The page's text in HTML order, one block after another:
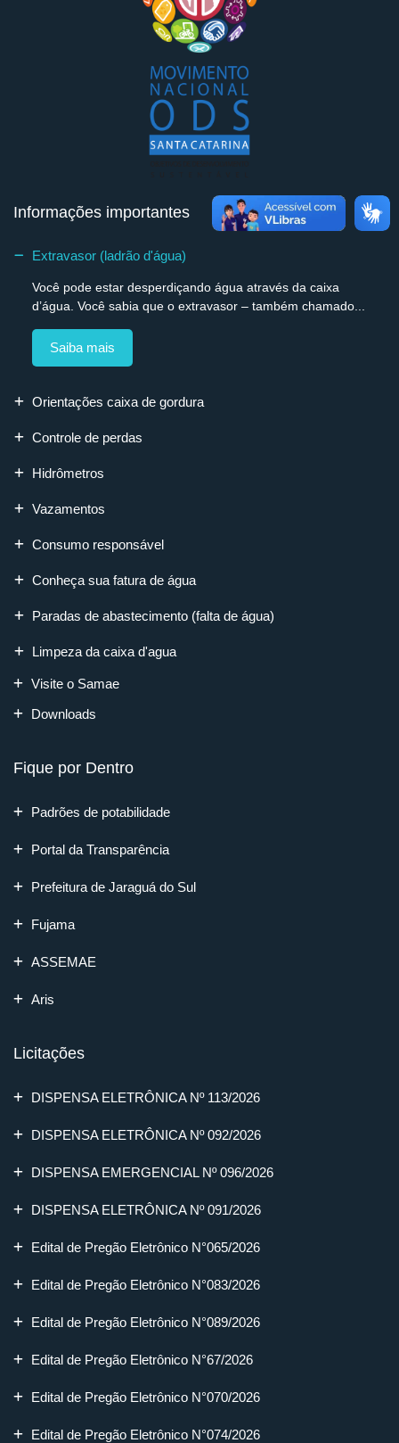
Informações importantes
Extravasor (ladrão d'água)
Você pode estar desperdiçando água através da caixa
d’água. Você sabia que o extravasor – também chamado...
Saiba mais
Orientações caixa de gordura
Controle de perdas
Hidrômetros
Vazamentos
Consumo responsável
Conheça sua fatura de água
Paradas de abastecimento (falta de água)
Limpeza da caixa d'agua
Visite o Samae
Downloads
Fique por Dentro
Padrões de potabilidade
Portal da Transparência
Prefeitura de Jaraguá do Sul
Fujama
ASSEMAE
Aris
Licitações
DISPENSA ELETRÔNICA Nº 113/2026
DISPENSA ELETRÔNICA Nº 092/2026
DISPENSA EMERGENCIAL Nº 096/2026
DISPENSA ELETRÔNICA Nº 091/2026
Edital de Pregão Eletrônico N°065/2026
Edital de Pregão Eletrônico N°083/2026
Edital de Pregão Eletrônico N°089/2026
Edital de Pregão Eletrônico N°67/2026
Edital de Pregão Eletrônico N°070/2026
Edital de Pregão Eletrônico N°074/2026